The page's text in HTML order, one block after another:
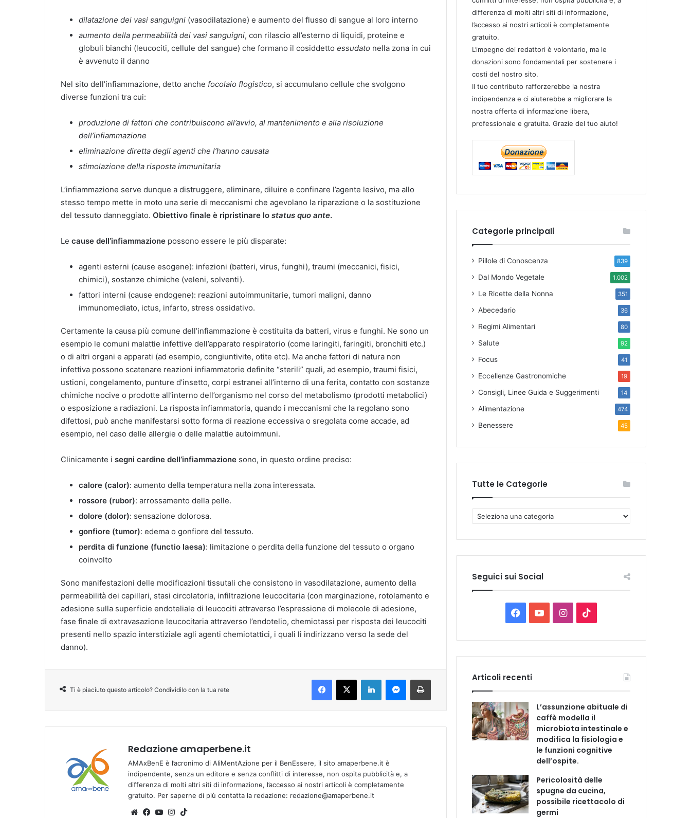
dilatazione dei vasi sanguigni (vasodilatazione) e aumento del flusso di sangue al loro interno
aumento della permeabilità dei vasi sanguigni, con rilascio all’esterno di liquidi, proteine e
globuli bianchi (leucociti, cellule del sangue) che formano il cosiddetto essudato nella zona in cui
è avvenuto il danno
Nel sito dell’infiammazione, detto anche focolaio flogistico, si accumulano cellule che svolgono
diverse funzioni tra cui:
produzione di fattori che contribuiscono all’avvio, al mantenimento e alla risoluzione
dell’infiammazione
eliminazione diretta degli agenti che l’hanno causata
stimolazione della risposta immunitaria
L’infiammazione serve dunque a distruggere, eliminare, diluire e confinare l’agente lesivo, ma allo
stesso tempo mette in moto una serie di meccanismi che agevolano la riparazione o la sostituzione
del tessuto danneggiato. Obiettivo finale è ripristinare lo status quo ante.
Le cause dell’infiammazione possono essere le più disparate:
agenti esterni (cause esogene): infezioni (batteri, virus, funghi), traumi (meccanici, fisici,
chimici), sostanze chimiche (veleni, solventi).
fattori interni (cause endogene): reazioni autoimmunitarie, tumori maligni, danno
immunomediato, ictus, infarto, stress ossidativo.
Certamente la causa più comune dell’infiammazione è costituita da batteri, virus e funghi. Ne sono un
esempio le comuni malattie infettive dell’apparato respiratorio (come laringiti, faringiti, bronchiti etc.)
o di altri organi e apparati (ad esempio, congiuntivite, otite etc). Ma anche fattori di natura non
infettiva possono scatenare reazioni infiammatorie definite “sterili” quali, ad esempio, traumi fisici,
ustioni, congelamento, punture d’insetto, corpi estranei all’interno di una ferita, contatto con sostanze
chimiche nocive o prodotte all’interno dell’organismo nel corso del metabolismo (prodotti metabolici)
o esposizione a radiazioni. La risposta infiammatoria, quando i meccanismi che la regolano sono
difettosi, può anche manifestarsi sotto forma di reazione eccessiva o sregolata come accade, ad
esempio, nel caso delle allergie o delle malattie autoimmuni.
Clinicamente i segni cardine dell’infiammazione sono, in questo ordine preciso:
calore (calor): aumento della temperatura nella zona interessata.
rossore (rubor): arrossamento della pelle.
dolore (dolor): sensazione dolorosa.
gonfiore (tumor): edema o gonfiore del tessuto.
perdita di funzione (functio laesa): limitazione o perdita della funzione del tessuto o organo
coinvolto
Sono manifestazioni delle modificazioni tissutali che consistono in vasodilatazione, aumento della
permeabilità dei capillari, stasi circolatoria, infiltrazione leucocitaria (con marginazione, rotolamento e
adesione sulla superficie endoteliale di leucociti attraverso l’espressione di molecole di adesione,
fase finale di extravasazione leucocitaria attraverso l’endotelio, chemiotassi per risposta dei leucociti
presenti nello spazio interstiziale agli agenti chemiotattici, i quali li indirizzano verso la sede del
danno).
Ti è piaciuto questo articolo? Condividilo con la tua rete
Redazione amaperbene.it
AMAxBenE è l’acronimo di AliMentAzione per il BenEssere, il sito amaperbene.it è
indipendente, senza un editore e senza conflitti di interesse, non ospita pubblicità e, a
differenza di molti altri siti di informazione, l’accesso ai nostri articoli è completamente
gratuito. Per saperne di più contatta la redazione: redazione@amaperbene.it
We Fa Yo Ins
differenza di molti altri siti di informazione,
l’accesso ai nostri articoli è completamente
gratuito.
L’impegno dei redattori è volontario, ma le
donazioni sono fondamentali per sostenere i
costi del nostro sito.
Il tuo contributo rafforzerebbe la nostra
indipendenza e ci aiuterebbe a migliorare la
nostra offerta di informazione libera,
professionale e gratuita. Grazie del tuo aiuto!
Categorie principali
Pillole di Conoscenza 839
Dal Mondo Vegetale 1.002
Le Ricette della Nonna 351
Abecedario 36
Regimi Alimentari 80
Salute 92
Focus 41
Eccellenze Gastronomiche 19
Consigli, Linee Guida e Suggerimenti 14
Alimentazione 474
Benessere 45
Tutte le Categorie
u
e
e
C
o
e
Seguici sui Social
c
e
b
o
o
u
u
b
e
I
s
a
g
r
a
m
k
o
k
Articoli recenti
L’assunzione abituale di
caffè modella il
microbiota intestinale e
modifica la fisiologia e
le funzioni cognitive
dell’ospite.
Pericolosità delle
spugne da cucina,
possibile ricettacolo di
germi